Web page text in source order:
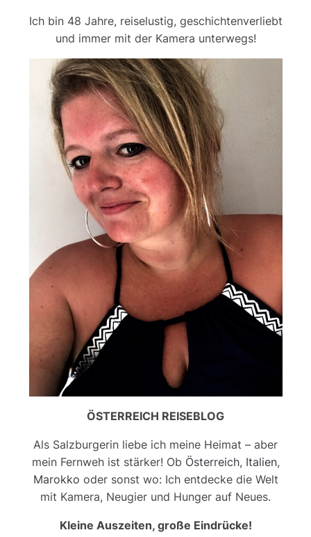
Ich bin 48 Jahre, reiselustig, geschichtenverliebt
und immer mit der Kamera unterwegs!
ÖSTERREICH REISEBLOG
Als Salzburgerin liebe ich meine Heimat – aber
mein Fernweh ist stärker! Ob Österreich, Italien,
Marokko oder sonst wo: Ich entdecke die Welt
mit Kamera, Neugier und Hunger auf Neues.
Kleine Auszeiten, große Eindrücke!